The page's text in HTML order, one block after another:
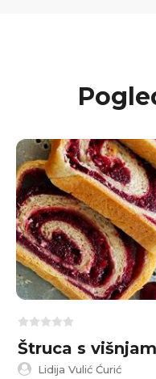
Štruca s
Lidija Vulić Ćurić